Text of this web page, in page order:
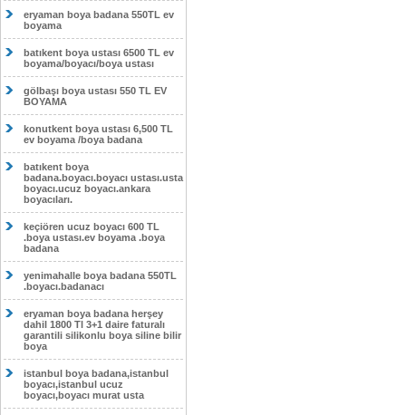
eryaman boya badana 550TL ev
boyama
batıkent boya ustası 6500 TL ev
boyama/boyacı/boya ustası
gölbaşı boya ustası 550 TL EV
BOYAMA
konutkent boya ustası 6,500 TL
ev boyama /boya badana
batıkent boya
badana.boyacı.boyacı ustası.usta
boyacı.ucuz boyacı.ankara
boyacıları.
keçiören ucuz boyacı 600 TL
.boya ustası.ev boyama .boya
badana
yenimahalle boya badana 550TL
.boyacı.badanacı
eryaman boya badana herşey
dahil 1800 Tl 3+1 daire faturalı
garantili silikonlu boya siline bilir
boya
istanbul boya badana,istanbul
boyacı,istanbul ucuz
boyacı,boyacı murat usta